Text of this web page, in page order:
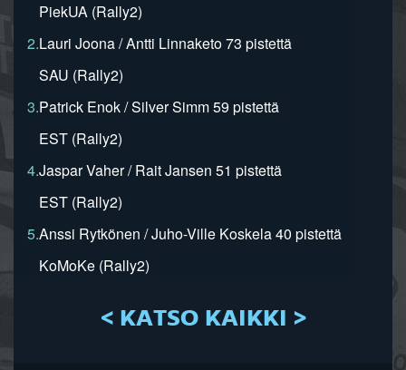
PiekUA (Rally2)
2.Lauri Joona / Antti Linnaketo 73 pistettä
SAU (Rally2)
3.Patrick Enok / Silver Simm 59 pistettä
EST (Rally2)
4.Jaspar Vaher / Rait Jansen 51 pistettä
EST (Rally2)
5.Anssi Rytkönen / Juho-Ville Koskela 40 pistettä
KoMoKe (Rally2)
< KATSO KAIKKI >